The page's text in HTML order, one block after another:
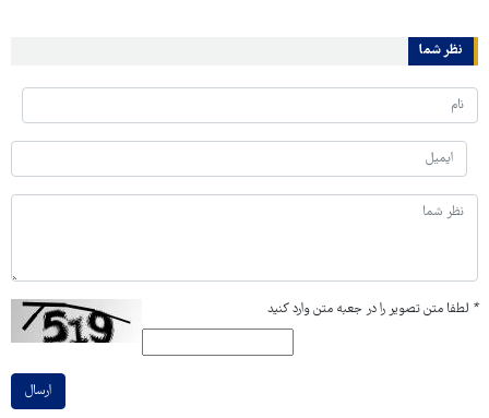
نظر شما
* لطفا متن تصویر را در جعبه متن وارد کنید
ارسال